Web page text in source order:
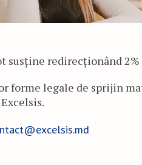
susține redirecționând
forme legale de sprijin